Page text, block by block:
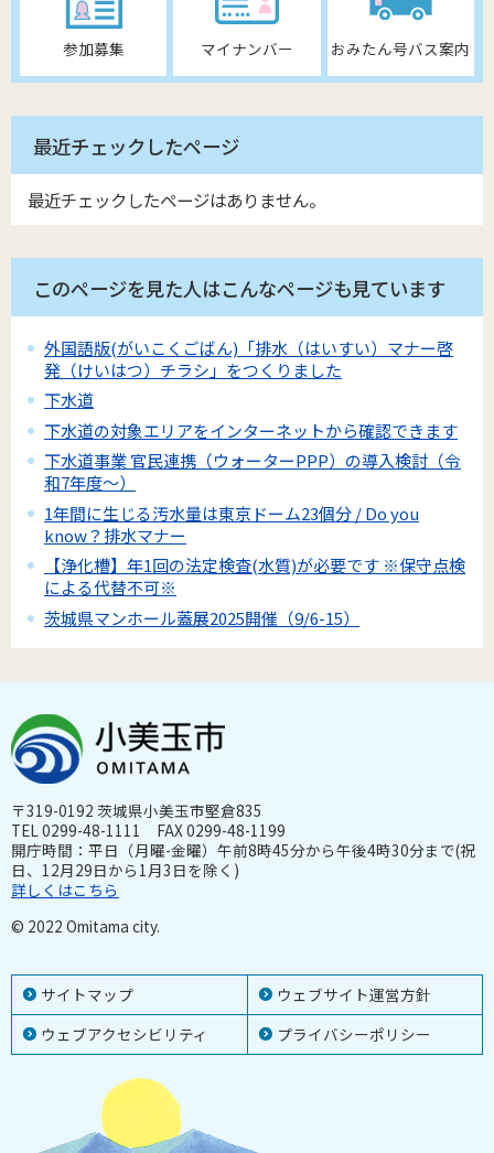
参加募集 マイナンバー おみたん号バス案内
最近チェックしたページ
最近チェックしたページはありません。
このページを見た人はこんなページも見ています
外国語版(がいこくごばん)「排水（はいすい）マナー啓
発（けいはつ）チラシ」をつくりました
下水道
下水道の対象エリアをインターネットから確認できます
下水道事業 官民連携（ウォーターPPP）の導入検討（令
和7年度～）
1年間に生じる汚水量は東京ドーム23個分 / Do you
know？排水マナー
【浄化槽】年1回の法定検査(水質)が必要です ※保守点検
による代替不可※
茨城県マンホール蓋展2025開催（9/6-15）
サイトマップ
ウェブサイト運営方針
ウェブアクセシビリティ
プライバシーポリシー
〒319-0192 茨城県小美玉市堅倉835
TEL 0299-48-1111 FAX 0299-48-1199
開庁時間：平日（月曜-金曜）午前8時45分から午後4時30分まで(祝
日、12月29日から1月3日を除く)
詳しくはこちら
© 2022 Omitama city.